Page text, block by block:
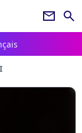
newsletter search